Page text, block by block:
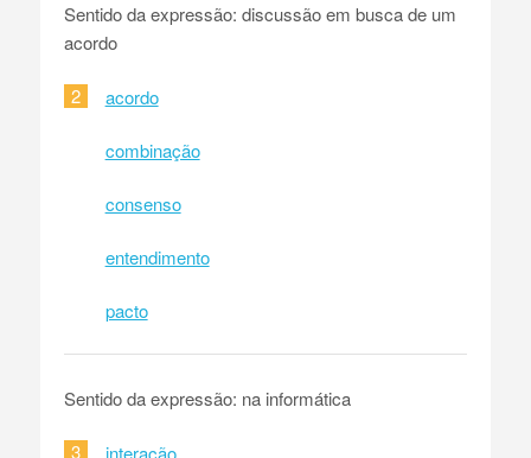
Sentido da expressão: discussão em busca de um
acordo
2 acordo
combinação
consenso
entendimento
pacto
Sentido da expressão: na informática
3 interação